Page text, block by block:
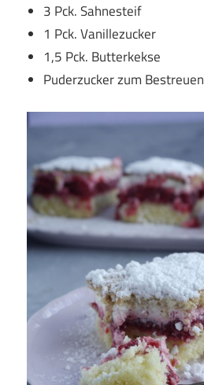
3 Pck. Sahnesteif
1 Pck. Vanillezucker
1,5 Pck. Butterkekse
Puderzucker zum Bestreuen